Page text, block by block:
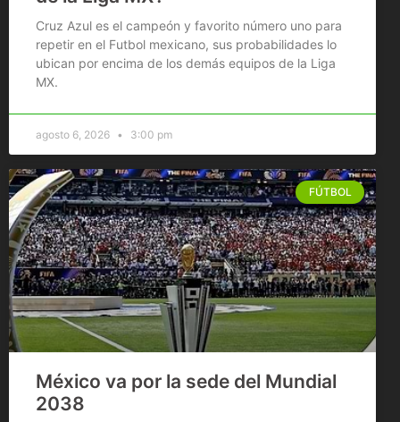
Cruz Azul es el campeón y favorito número uno para
repetir en el Futbol mexicano, sus probabilidades lo
ubican por encima de los demás equipos de la Liga
MX.
agosto 6, 2026 3:00 pm
FÚTBOL
México va por la sede del Mundial
2038